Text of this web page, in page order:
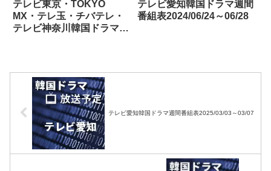
テレビ東京・TOKYO
MX・テレ玉・チバテレ・
テレビ神奈川韓国ドラマ週
テレビ愛知韓国ドラマ週間
番組表2024/06/24～06/28
テレビ愛知韓国ドラマ週間番組表2025/03/03～03/07